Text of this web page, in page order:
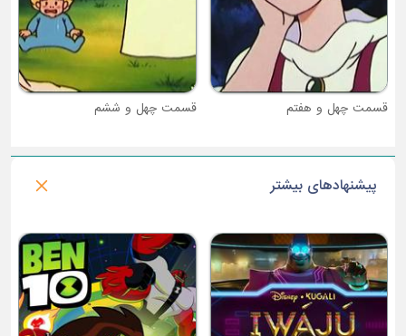
قسمت چهل و ششم
پیشنهادهای بیشتر
فصل 1 : من گروت هستم